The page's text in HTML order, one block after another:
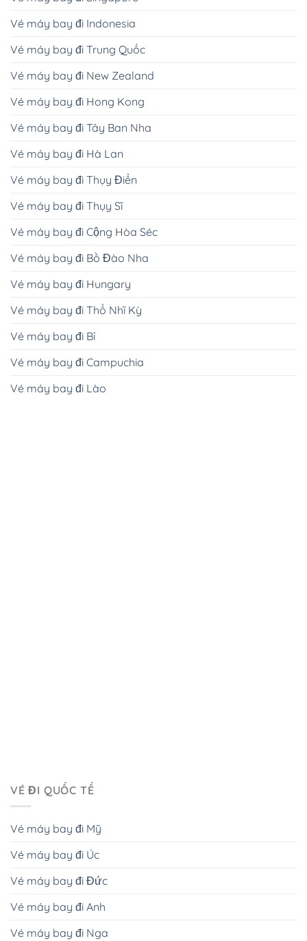
Vé máy bay đi Indonesia
Vé máy bay đi Trung Quốc
Vé máy bay đi New Zealand
Vé máy bay đi Hong Kong
Vé máy bay đi Tây Ban Nha
Vé máy bay đi Hà Lan
Vé máy bay đi Thụy Điển
Vé máy bay đi Thụy Sĩ
Vé máy bay đi Cộng Hòa Séc
Vé máy bay đi Bồ Đào Nha
Vé máy bay đi Hungary
Vé máy bay đi Thổ Nhĩ Kỳ
Vé máy bay đi Bỉ
Vé máy bay đi Campuchia
Vé máy bay đi Lào
VÉ ĐI QUỐC TẾ
Vé máy bay đi Mỹ
Vé máy bay đi Úc
Vé máy bay đi Đức
Vé máy bay đi Anh
Vé máy bay đi Nga